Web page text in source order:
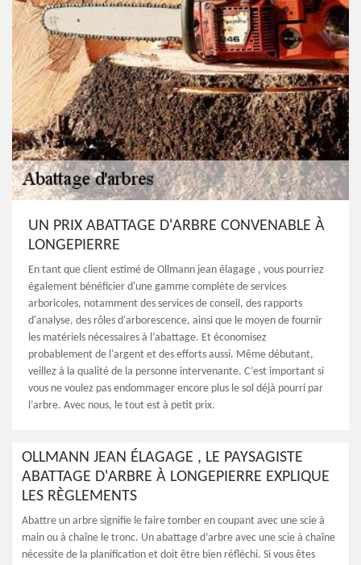
UN PRIX ABATTAGE D'ARBRE CONVENABLE À
LONGEPIERRE
En tant que client estimé de Ollmann jean élagage , vous pourriez
également bénéficier d'une gamme complète de services
arboricoles, notamment des services de conseil, des rapports
d'analyse, des rôles d'arborescence, ainsi que le moyen de fournir
les matériels nécessaires à l’abattage. Et économisez
probablement de l'argent et des efforts aussi. Même débutant,
veillez à la qualité de la personne intervenante. C’est important si
vous ne voulez pas endommager encore plus le sol déjà pourri par
l’arbre. Avec nous, le tout est à petit prix.
OLLMANN JEAN ÉLAGAGE , LE PAYSAGISTE
ABATTAGE D'ARBRE À LONGEPIERRE EXPLIQUE
LES RÈGLEMENTS
Abattre un arbre signifie le faire tomber en coupant avec une scie à
main ou à chaîne le tronc. Un abattage d’arbre avec une scie à chaîne
nécessite de la planification et doit être bien réfléchi. Si vous êtes